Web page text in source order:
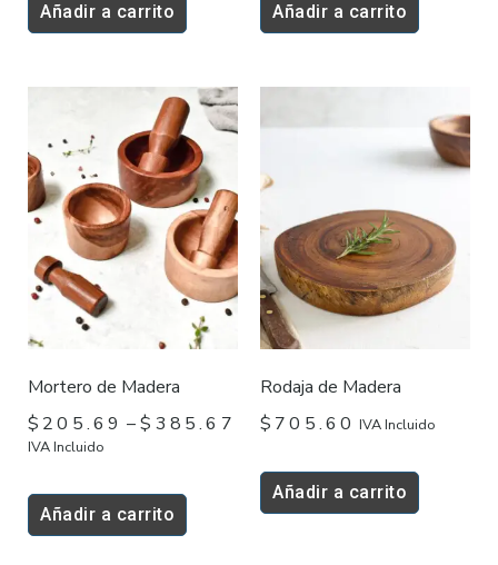
Añadir a carrito Añadir a carrito
Mortero de Madera
$ 205.69 – $ 385.67
Price
range:
$205.69
$385.67
IVA Incluido
Añadir a carrito
Este
producto
tiene
múltiples
variantes.
Las
opciones
se
pueden
la
de
Rodaja de Madera
$ 705.60 IVA Incluido
Añadir a carrito